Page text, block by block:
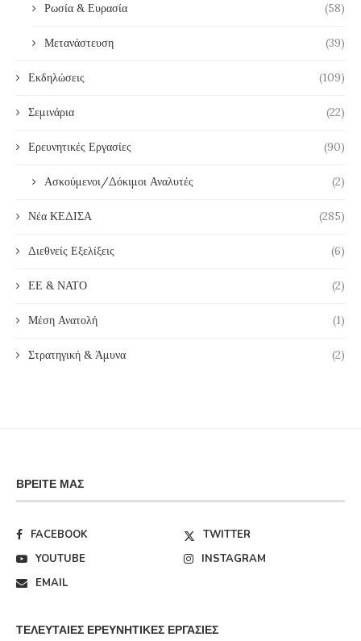
Ρωσία & Ευρασία (58)
Μετανάστευση (39)
Εκδηλώσεις (109)
Σεμινάρια (22)
Ερευνητικές Εργασίες (90)
Ασκούμενοι/Δόκιμοι Αναλυτές (2)
Νέα ΚΕΔΙΣΑ (285)
Διεθνείς Εξελίξεις (6)
ΕΕ & ΝΑΤΟ (2)
Μέση Ανατολή (1)
Στρατηγική & Άμυνα (2)
ΒΡΕΊΤΕ ΜΑΣ
FACEBOOK
TWITTER
YOUTUBE
INSTAGRAM
EMAIL
ΤΕΛΕΥΤΑΊΕΣ ΕΡΕΥΝΗΤΙΚΈΣ ΕΡΓΑΣΊΕΣ